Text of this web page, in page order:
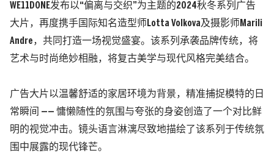
WE11DONE发布以“偏离与交织”为主题的2024秋冬系列广告
大片，再度携手国际知名造型师Lotta Volkova及摄影师Marili
Andre，共同打造一场视觉盛宴。该系列承袭品牌传统，将
艺术与时尚绝妙相融，将复古美学与现代风格完美结合。
广告大片以温馨舒适的家居环境为背景，精准捕捉模特的日
常瞬间 —— 慵懒随性的氛围与夸张的身姿创造了一个对比鲜
明的视觉冲击。镜头语言淋漓尽致地描绘了该系列于传统氛
围中展露的现代锋芒。